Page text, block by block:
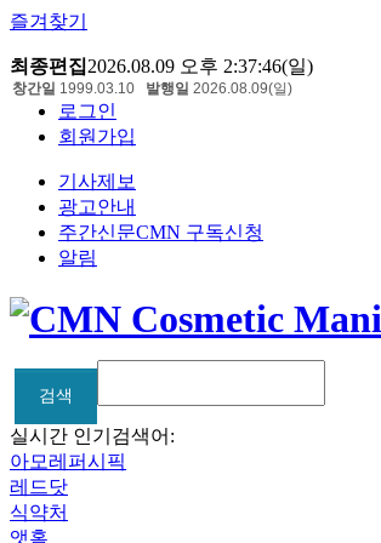
즐겨찾기
최종편집2026.08.09 오후 2:37:46(일)
로그인
회원가입
기사제보
광고안내
주간신문CMN 구독신청
알림
창간일 1999.03.10 발행일 2026.08.09(일)
검색
검색
실시간 인기검색어:
아모레퍼시픽
레드닷
식약처
앳홈